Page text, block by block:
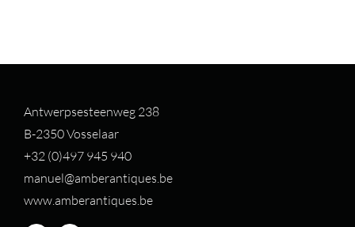
Antwerpsesteenweg 238
B-2350 Vosselaar
+32 (0)497 945 940
manuel@amberantiques.be
www.amberantiques.be